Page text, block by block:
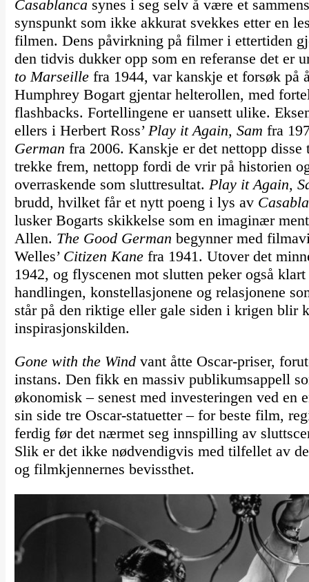
Casablanca synes i seg selv å være et
synspunkt som ikke akkurat svekkes etter en
filmen. Dens påvirkning på filmer i ettertiden
den tidvis dukker opp som en referanse det er
to Marseillefra 1944, var kanskje et forsøk på
Humphrey Bogart gjentar helterollen, med
flashbacks. Fortellingene er uansett ulike.
ellers i Herbert Ross’ Play it Again, Sam fra
German fra 2006. Kanskje er det nettopp disse
trekke frem, nettopp fordi de vrir på historien
overraskende som sluttresultat. Play it Again,
brudd, hvilket får et nytt poeng i lys av
lusker Bogarts skikkelse som en imaginær
Allen. The Good German begynner med
Welles’ Citizen Kanefra 1941. Utover det
1942, og flyscenen mot slutten peker også
handlingen, konstellasjonene og relasjonene
står på den riktige eller gale siden i krigen blir
inspirasjonskilden.
Gone with the Wind vant åtte Oscar-priser,
instans. Den fikk en massiv publikumsappell
økonomisk – senest med investeringen ved en
sin side tre Oscar-statuetter – for beste film,
ferdig før det nærmet seg innspilling av
Slik er det ikke nødvendigvis med tilfellet av
og filmkjennernes bevissthet.